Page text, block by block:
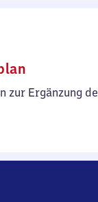
96
zur Ergänzung